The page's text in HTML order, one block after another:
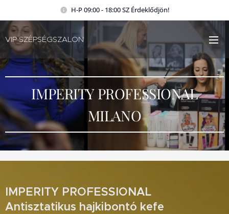
H-P 09:00 - 18:00 SZ Érdeklődjön!
VIP SZÉPSÉGSZALON
IMPERITY PROFESSIONAL
MILANO
IMPERITY PROFESSIONAL
Antisztatikus hajkibontó kefe